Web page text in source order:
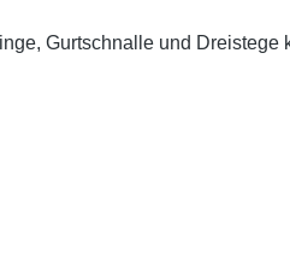
Gurtschnalle und Dreistege